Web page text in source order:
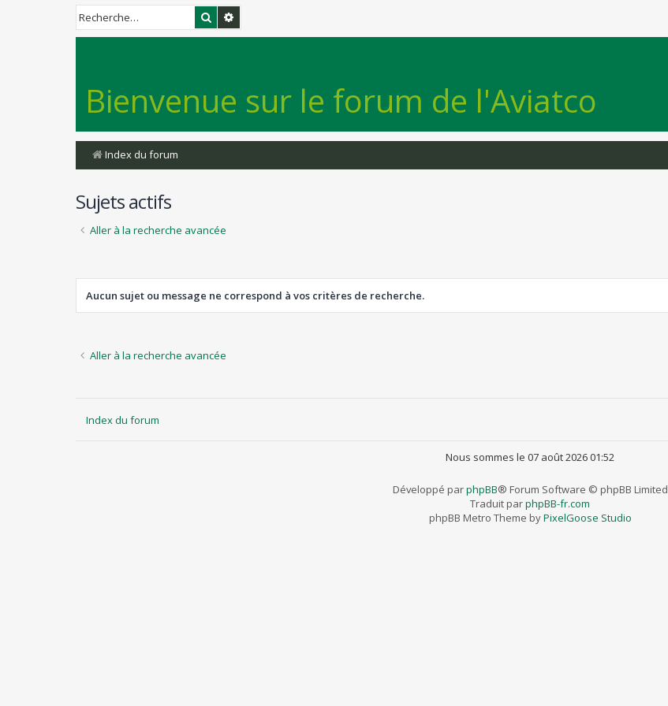
Rechercher
Bienvenue sur le forum de l'Aviatco
Index du forum
Sujets actifs
Aller à la recherche avancée
Aucun sujet ou message ne correspond à vos critères de recherche.
Aller à la recherche avancée
Index du forum
Nous sommes le 07 août 2026 01:52
Développé parphpBB® Forum Software © phpBB Limited
Traduit parphpBB-fr.com
phpBB Metro Theme byPixelGoose Studio